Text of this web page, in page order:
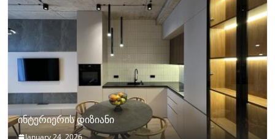
ინტერიერის დიზიანი